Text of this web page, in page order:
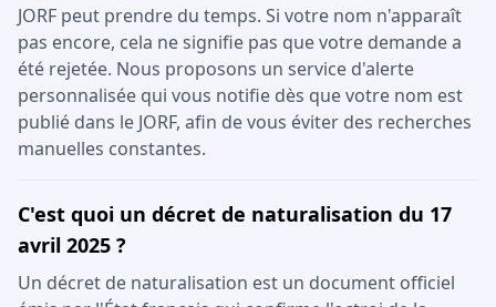
JORF peut prendre du temps. Si votre nom n'apparaît
pas encore, cela ne signifie pas que votre demande a
été rejetée. Nous proposons un service d'alerte
personnalisée qui vous notifie dès que votre nom est
publié dans le JORF, afin de vous éviter des recherches
manuelles constantes.
C'est quoi un décret de naturalisation du 17
avril 2025 ?
Un décret de naturalisation est un document officiel